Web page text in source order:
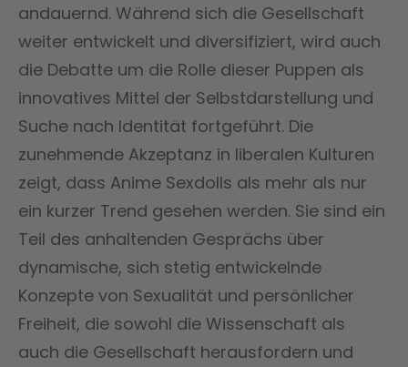
andauernd. Während sich die Gesellschaft
weiter entwickelt und diversifiziert, wird auch
die Debatte um die Rolle dieser Puppen als
innovatives Mittel der Selbstdarstellung und
Suche nach Identität fortgeführt. Die
zunehmende Akzeptanz in liberalen Kulturen
zeigt, dass Anime Sexdolls als mehr als nur
ein kurzer Trend gesehen werden. Sie sind ein
Teil des anhaltenden Gesprächs über
dynamische, sich stetig entwickelnde
Konzepte von Sexualität und persönlicher
Freiheit, die sowohl die Wissenschaft als
auch die Gesellschaft herausfordern und